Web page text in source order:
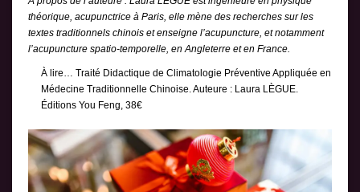
théorique, acupunctrice à Paris, elle mène des recherches sur les
textes traditionnels chinois et enseigne l’acupuncture, et notamment
l’acupuncture spatio-temporelle, en Angleterre et en France.
À lire… Traité Didactique de Climatologie Préventive Appliquée en
Médecine Traditionnelle Chinoise. Auteure : Laura LÈGUE.
Éditions You Feng, 38€